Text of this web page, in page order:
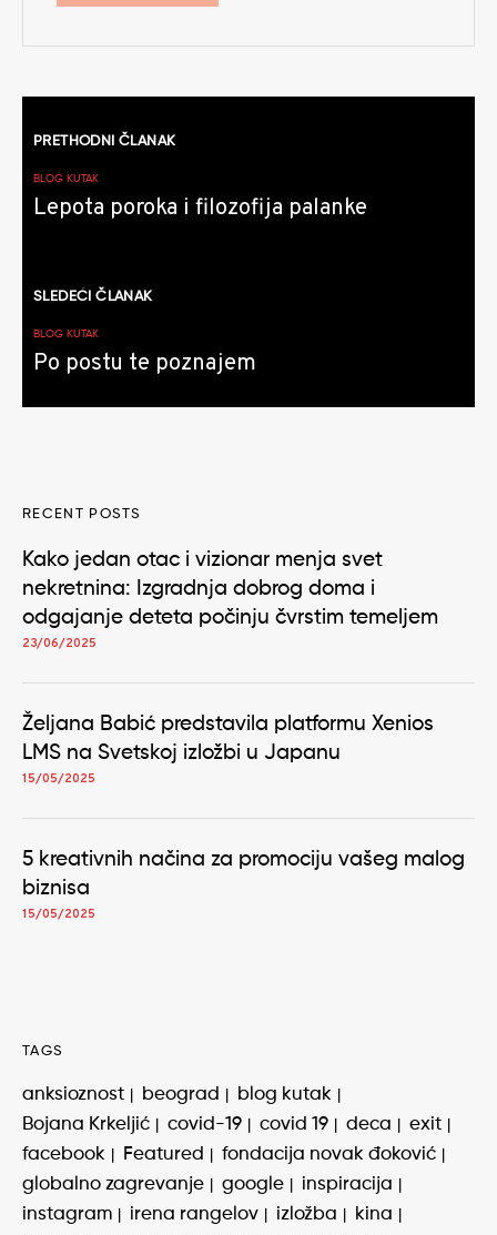
članaka
PRETHODNI ČLANAK
BLOG KUTAK
Lepota poroka i filozofija palanke
SLEDEĆI ČLANAK
BLOG KUTAK
Po postu te poznajem
RECENT POSTS
Kako jedan otac i vizionar menja svet
nekretnina: Izgradnja dobrog doma i
odgajanje deteta počinju čvrstim temeljem
23/06/2025
Željana Babić predstavila platformu Xenios
LMS na Svetskoj izložbi u Japanu
15/05/2025
5 kreativnih načina za promociju vašeg malog
biznisa
15/05/2025
TAGS
anksioznost beograd
blog kutak
Bojana Krkeljić
covid-19 covid 19 deca
exit
facebook
Featured
fondacija novak đoković
globalno zagrevanje
google
inspiracija
instagram
irena rangelov izložba
kina